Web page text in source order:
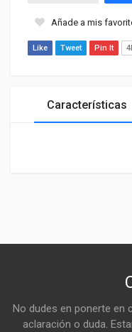
Añade a mis
Like Tweet Pin It
Características
No dudes en ponerte
aclaración o duda.